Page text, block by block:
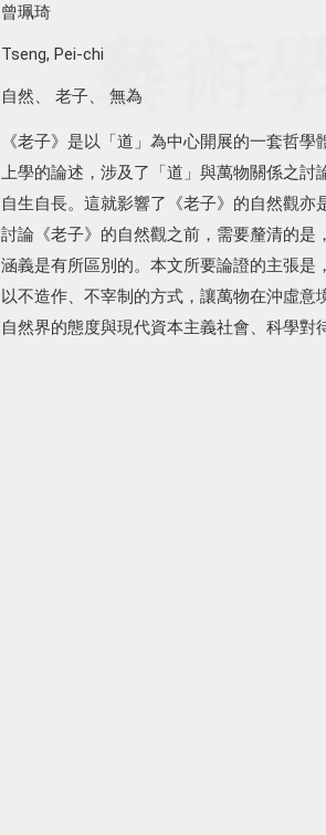
曾珮琦
Tseng, Pei-chi
自然 老子、 無為
《老子》是以「道」為中心開展的一套哲
上學的論述，涉及了「道」與萬物關係之
自生自長。這就影響了《老子》的自然觀
討論《老子》的自然觀之前，需要釐清的
涵義是有所區別的。本文所要論證的主張
以不造作、不宰制的方式，讓萬物在沖虛
自然界的態度與現代資本主義社會、科學對